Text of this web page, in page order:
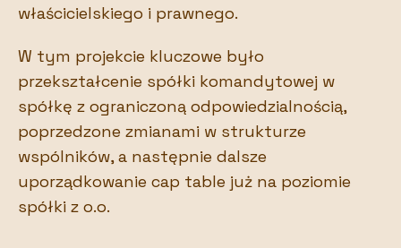
właścicielskiego i prawnego.
W tym projekcie kluczowe było
przekształcenie spółki komandytowej w
spółkę z ograniczoną odpowiedzialnością,
poprzedzone zmianami w strukturze
wspólników, a następnie dalsze
uporządkowanie cap table już na poziomie
spółki z o.o.